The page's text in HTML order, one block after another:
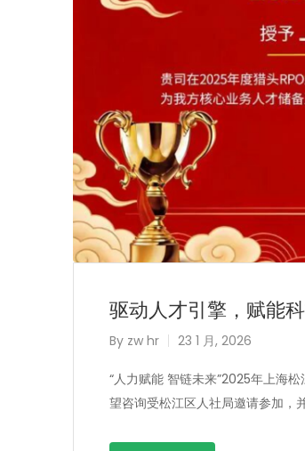
驱动人才引擎，赋能
By zw hr 23 1 月, 2026
“人力赋能 智链未来”2025年上海
望咨询受松江区人社局邀请参加，